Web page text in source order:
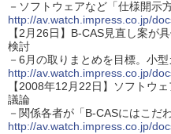
－ソフトウェアなど「仕様開示
http://av.watch.impress.co.jp/
【2月26日】B-CAS見直し案が
検討
－6月の取りまとめを目標。小
http://av.watch.impress.co.jp/
【2008年12月22日】ソフトウ
議論
－関係各者が「B-CASにはこだ
http://av.watch.impress.co.jp/